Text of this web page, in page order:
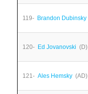
119- Brandon Dubinsky
120- Ed Jovanovski (D)
121- Ales Hemsky (AD)